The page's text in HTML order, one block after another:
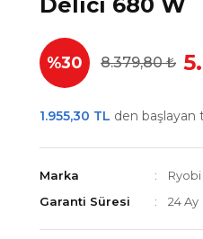
%30 8.379,80 ₺
1.955,30 TL den başlayan
Marka
Ryobi
Garanti Süresi
24 Ay